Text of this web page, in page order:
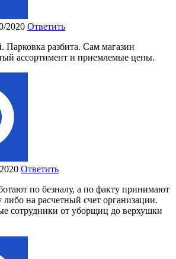
2020 Ответить
Парковка разбита. Сам магазин
ассортимент и приемлемые цены.
Ответить
по безналу, а по факту принимают
либо на расчетный счет организации.
сотрудники от уборщиц до верхушки